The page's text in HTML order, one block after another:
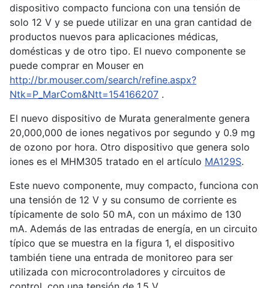
dispositivo compacto funciona con una tensión de
solo 12 V y se puede utilizar en una gran cantidad de
productos nuevos para aplicaciones médicas,
domésticas y de otro tipo. El nuevo componente se
puede comprar en Mouser en
http://br.mouser.com/search/refine.aspx?
Ntk=P_MarCom&Ntt=154166207 .
El nuevo dispositivo de Murata generalmente genera
20,000,000 de iones negativos por segundo y 0.9 mg
de ozono por hora. Otro dispositivo que genera solo
iones es el MHM305 tratado en el artículo MA129S.
Este nuevo componente, muy compacto, funciona con
una tensión de 12 V y su consumo de corriente es
típicamente de solo 50 mA, con un máximo de 130
mA. Además de las entradas de energía, en un circuito
típico que se muestra en la figura 1, el dispositivo
también tiene una entrada de monitoreo para ser
utilizada con microcontroladores y circuitos de